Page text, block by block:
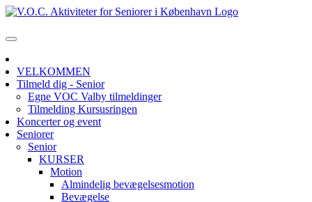
VELKOMMEN
Tilmeld dig - Senior
Egne VOC Valby tilmeldinger
Tilmelding Kursusringen
Koncerter og event
Seniorer
Senior
KURSER
Motion
Almindelig bevægelsesmotion
Bevægelse